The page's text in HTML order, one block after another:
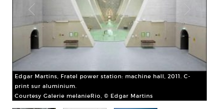
Edgar Martins, Fratel power station: machine hall, 2011. C-
print sur aluminium.
Courtesy Galerie melanieRio, © Edgar Martins